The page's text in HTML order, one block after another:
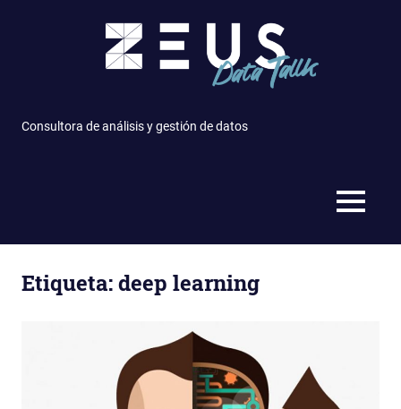
Consultora de análisis y gestión de datos
MENÚ
Etiqueta: deep learning